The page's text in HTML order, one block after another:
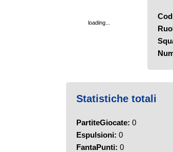
loading...
Statistiche totali
PartiteGiocate: 0
Espulsioni: 0
FantaPunti: 0